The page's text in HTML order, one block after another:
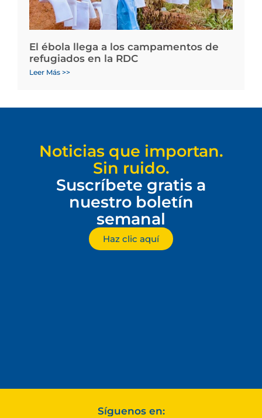
El ébola llega a los campamentos de
refugiados en la RDC
Leer Más >>
Noticias que importan.
Sin ruido.
Suscríbete gratis a
nuestro boletín
semanal
Haz clic aquí
Síguenos en: